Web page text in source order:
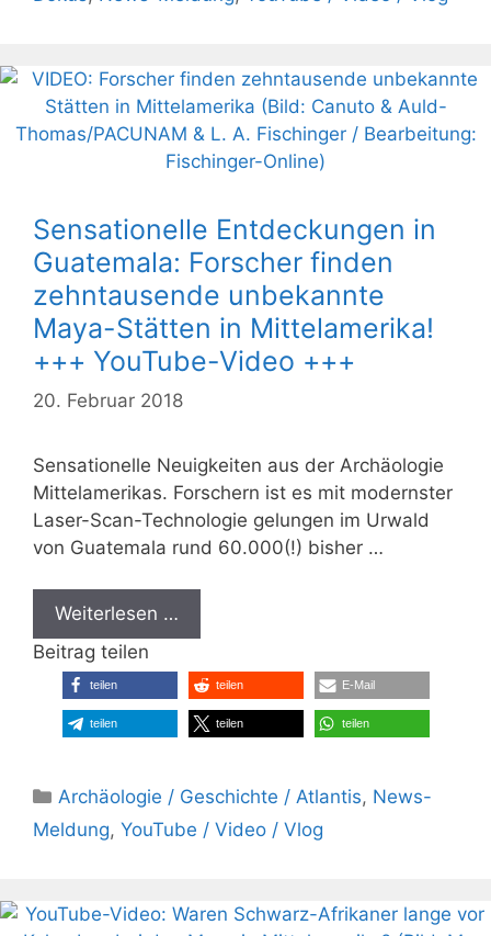
Sensationelle Entdeckungen in
Guatemala: Forscher finden
zehntausende unbekannte
Maya-Stätten in Mittelamerika!
+++ YouTube-Video +++
20. Februar 2018
Sensationelle Neuigkeiten aus der Archäologie
Mittelamerikas. Forschern ist es mit modernster
Laser-Scan-Technologie gelungen im Urwald
von Guatemala rund 60.000(!) bisher …
Weiterlesen …
Beitrag teilen
teilen teilen E-Mail
teilen teilen teilen
Kategorien
Archäologie / Geschichte / Atlantis, News-
Meldung, YouTube / Video / Vlog